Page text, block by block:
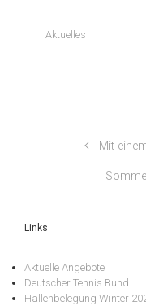
Aktuelles
Mit
Links
Aktuelle Angebote
Deutscher Tennis Bund
Hallenbelegung Winter